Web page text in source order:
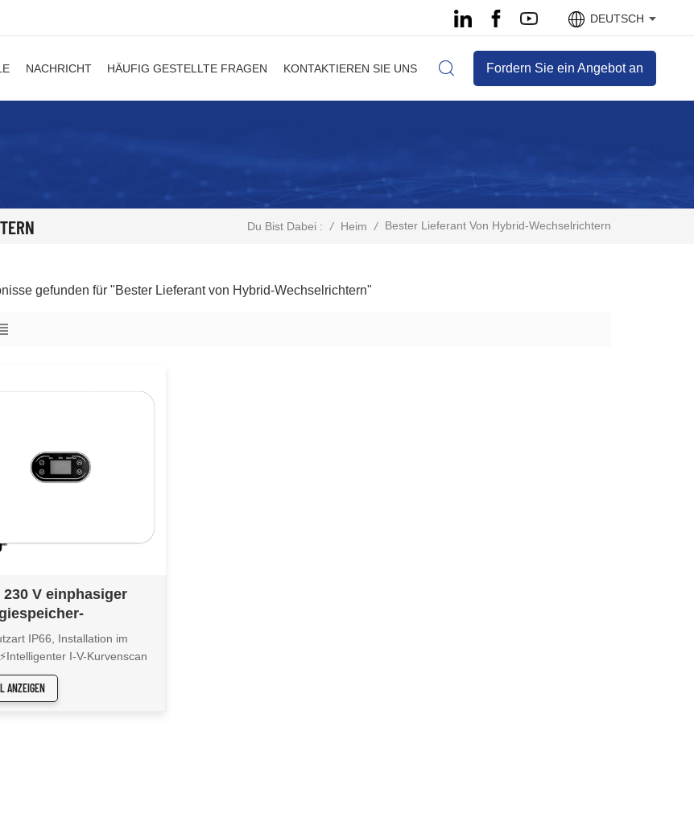
DEUTSCH
NACHRICHT HÄUFIG GESTELLTE FRAGEN KONTAKTIEREN SIE UNS Fordern Sie ein Angebot an
Du Bist Dabei : / Heim / Bester Lieferant Von Hybrid-Wechselrichtern
gefunden für "Bester Lieferant von Hybrid-Wechselrichtern"
230 V einphasiger
XD3-6KTL
IP66, Installation im
I-V-Kurvenscan
AC-Blitzschutz
II⚡Verpolungsschutz der
ANZEIGEN